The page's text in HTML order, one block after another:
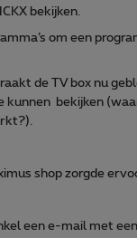
bekijken.
om een
de TV box nu
kunnen bekijken
shop zorgde
een e-mail met een